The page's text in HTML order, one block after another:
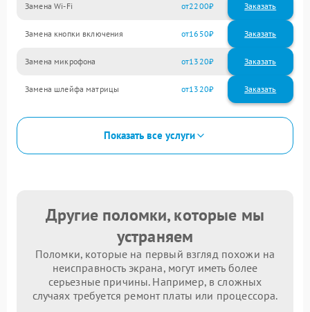
Замена Wi-Fi 2200
Замена кнопки включения 1650
Замена микрофона 1320
Замена шлейфа матрицы 1320
Показать все услуги
Другие поломки, которые мы
устраняем
Поломки, которые на первый взгляд похожи на
неисправность экрана, могут иметь более
серьезные причины. Например, в сложных
случаях требуется ремонт платы или процессора.